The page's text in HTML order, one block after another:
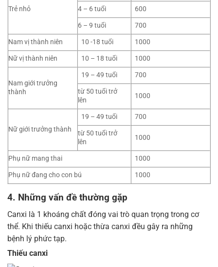
Trẻ nhỏ 4 – 6 tuổi
600
6 – 9 tuổi
700
Nam vị thành niên
10 -18 tuổi
1000
Nữ vị thành niên
10 – 18 tuổi 1000
Nam giới trưởng
thành
19 – 49 tuổi
700
từ 50 tuổi trở
lên
1000
Nữ giới trưởng thành
19 – 49 tuổi
700
từ 50 tuổi trở
lên
1000
Phụ nữ mang thai
1000
Phụ nữ đang cho con bú
1000
4. Những vấn đề thường gặp
Canxi là 1 khoáng chất đóng vai trò quan trọng trong cơ
thể. Khi thiếu canxi hoặc thừa canxi đều gây ra những
bệnh lý phức tạp.
Thiếu canxi